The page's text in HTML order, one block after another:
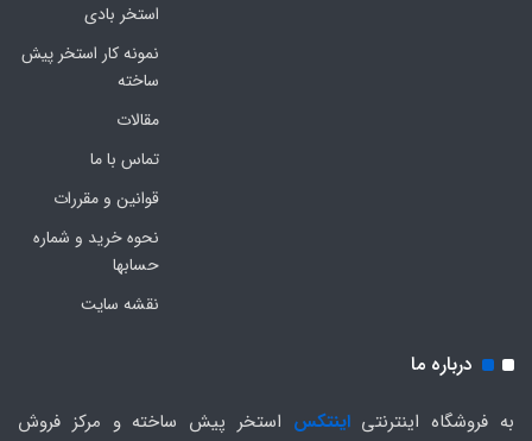
استخر بادی
نمونه کار استخر پیش
ساخته
مقالات
تماس با ما
قوانین و مقررات
نحوه خرید و شماره
حسابها
نقشه سایت
درباره ما
به فروشگاه اینترنتیاینتکس استخر پیش ساخته و مرکز فروش